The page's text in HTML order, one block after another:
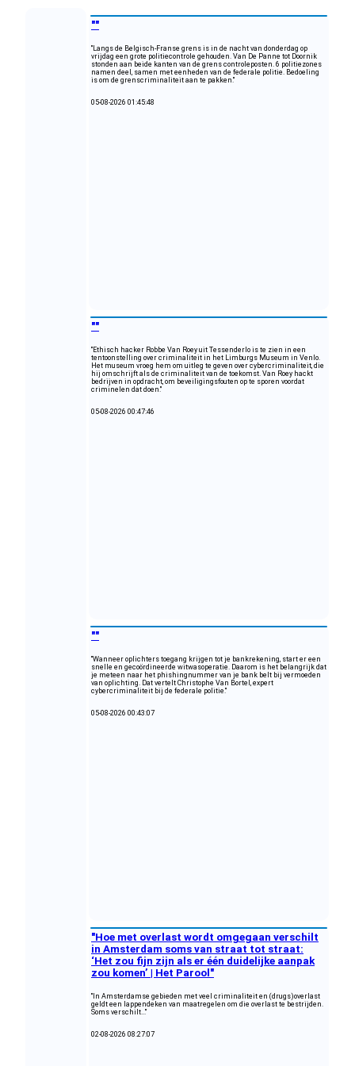
""
"Langs de Belgisch-Franse grens is in de nacht van donderdag op
vrijdag een grote politiecontrole gehouden. Van De Panne tot Doornik
stonden aan beide kanten van de grens controleposten. 6 politiezones
namen deel, samen met eenheden van de federale politie. Bedoeling
is om de grenscriminaliteit aan te pakken."
05-08-2026 01:45:48
""
"Ethisch hacker Robbe Van Roey uit Tessenderlo is te zien in een
tentoonstelling over criminaliteit in het Limburgs Museum in Venlo.
Het museum vroeg hem om uitleg te geven over cybercriminaliteit, die
hij omschrijft als de criminaliteit van de toekomst. Van Roey hackt
bedrijven in opdracht, om beveiligingsfouten op te sporen voordat
criminelen dat doen."
05-08-2026 00:47:46
""
"Wanneer oplichters toegang krijgen tot je bankrekening, start er een
snelle en gecoördineerde witwasoperatie. Daarom is het belangrijk dat
je meteen naar het phishingnummer van je bank belt bij vermoeden
van oplichting. Dat vertelt Christophe Van Bortel, expert
cybercriminaliteit bij de federale politie."
05-08-2026 00:43:07
"Hoe met overlast wordt omgegaan verschilt
in Amsterdam soms van straat tot straat:
‘Het zou fijn zijn als er één duidelijke aanpak
zou komen’ | Het Parool"
"In Amsterdamse gebieden met veel criminaliteit en (drugs)overlast
geldt een lappendeken van maatregelen om die overlast te bestrijden.
Soms verschilt..."
02-08-2026 08:27:07